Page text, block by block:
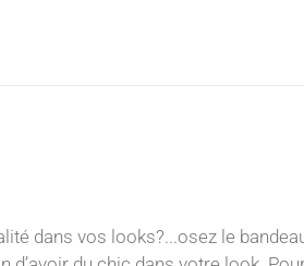
dans vos looks?...osez le